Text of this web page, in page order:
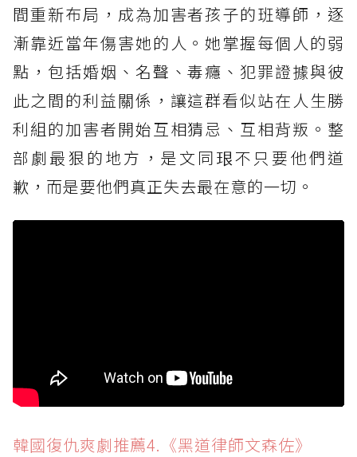
間重新布局，成為加害者孩子的班導師，逐
漸靠近當年傷害她的人。她掌握每個人的弱
點，包括婚姻、名聲、毒癮、犯罪證據與彼
此之間的利益關係，讓這群看似站在人生勝
利組的加害者開始互相猜忌、互相背叛。整
部劇最狠的地方，是文同珢不只要他們道
歉，而是要他們真正失去最在意的一切。
韓國復仇爽劇推薦4.《黑道律師文森佐》